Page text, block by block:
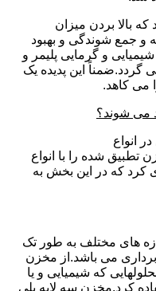
بالا بردن میزان
و جمع شوندگی و بهبود
و گرمایی پلیمر و
این پدیده یک
می کاهد.
می شوند؟
انواع
شده را با انواع
کرد که در این بخش به
های مختلف به طور تک
برداری می باشد.از مخزن
که شیمیایی و یا
کرد.مخزن سه لایه پلی